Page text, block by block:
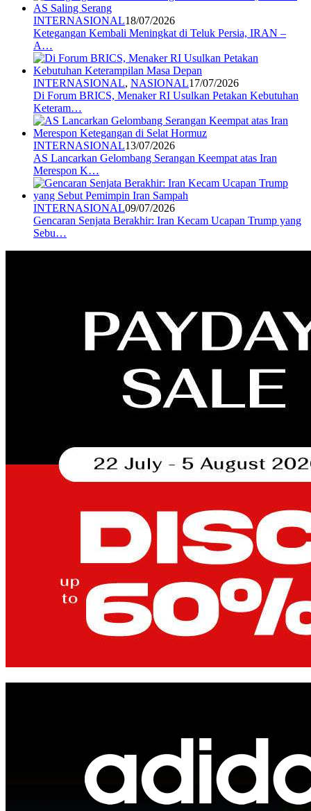
INTERNASIONAL18/07/2026
Ketegangan Kembali Meningkat di Teluk Persia, IRAN –
A…
INTERNASIONAL, NASIONAL17/07/2026
Di Forum BRICS, Menaker RI Usulkan Petakan Kebutuhan
Keteram…
INTERNASIONAL13/07/2026
AS Lancarkan Gelombang Serangan Keempat atas Iran
Merespon K…
INTERNASIONAL09/07/2026
Gencaran Senjata Berakhir: Iran Kecam Ucapan Trump yang
Sebu…